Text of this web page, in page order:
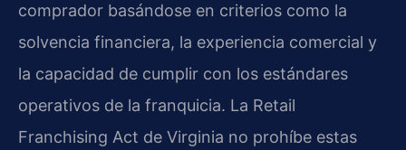
comprador basándose en criterios como la
solvencia financiera, la experiencia comercial y
la capacidad de cumplir con los estándares
operativos de la franquicia. La Retail
Franchising Act de Virginia no prohíbe estas